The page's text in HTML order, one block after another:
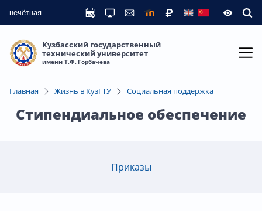
нечётная
Кузбасский государственный
технический университет
имени Т.Ф. Горбачева
Главная Жизнь в КузГТУ Социальная поддержка
Стипендиальное обеспечение
Приказы